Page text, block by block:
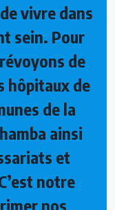
vivre dans
sein. Pour
de
hôpitaux de
de la
ainsi
et
notre
nos